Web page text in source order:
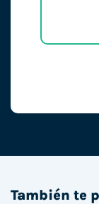
También te